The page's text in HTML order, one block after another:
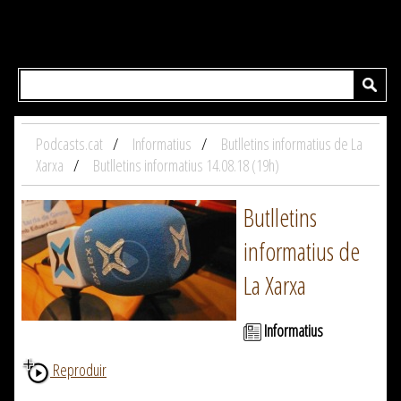
Podcasts.cat Informatius
Butlletins informatius de La
Xarxa
Butlletins informatius 14.08.18 (19h)
Butlletins
informatius de
La Xarxa
Informatius
Reproduir